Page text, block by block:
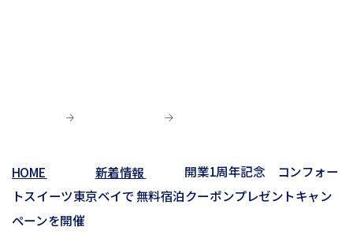
01月(4)
01月(2)
03月(6)
01月(3)
02月(1)
HOME 新着情報
開業1周年記念 コンフォー
トスイーツ東京ベイで 無料宿泊クーポンプレゼントキャン
ペーンを開催